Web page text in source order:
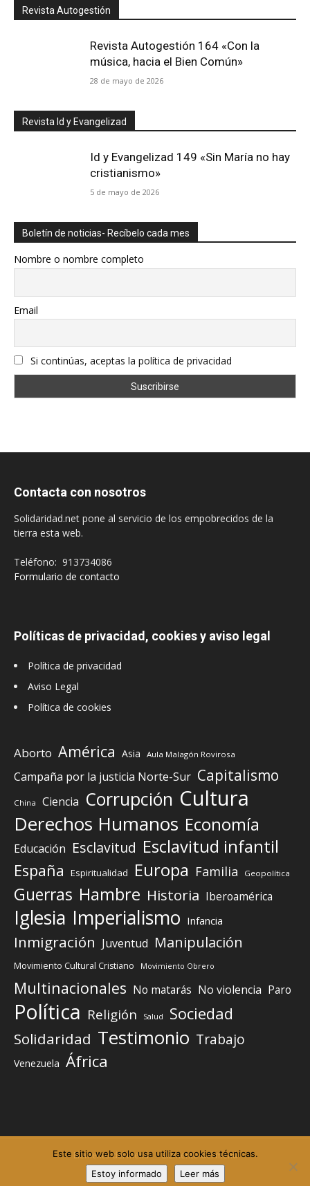
Revista Autogestión
Revista Autogestión 164 «Con la
música, hacia el Bien Común»
28 de mayo de 2026
Revista Id y Evangelizad
Id y Evangelizad 149 «Sin María no hay
cristianismo»
5 de mayo de 2026
Boletín de noticias- Recíbelo cada mes
Nombre o nombre completo
Email
Si continúas, aceptas la política de privacidad
Contacta con nosotros
Solidaridad.net pone al servicio de los empobrecidos de la
tierra esta web.
Teléfono: 913734086
Formulario de contacto
Políticas de privacidad, cookies y aviso legal
Política de privacidad
Aviso Legal
Política de cookies
Aborto América Asia Aula Malagón Rovirosa
Campaña por la justicia Norte-Sur Capitalismo
China Ciencia Corrupción Cultura
Derechos Humanos Economía
Educación Esclavitud Esclavitud infantil
España Espiritualidad Europa Familia Geopolítica
Guerras Hambre Historia Iberoamérica
Iglesia Imperialismo Infancia
Inmigración Juventud Manipulación
Movimiento Cultural Cristiano Movimiento Obrero
Multinacionales No matarás No violencia Paro
Política Religión Salud Sociedad
Solidaridad Testimonio Trabajo
Venezuela África
Elemento del menú Elemento del menú
©
Este sitio web solo usa utiliza cookies técnicas.
Estoy informado
Leer más